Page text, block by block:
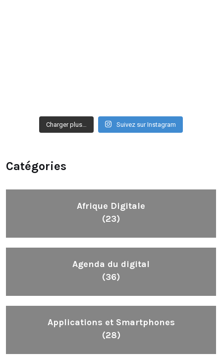
Charger plus… Suivez sur Instagram
Catégories
Afrique Digitale
(23)
Agenda du digital
(36)
Applications et Smartphones
(28)